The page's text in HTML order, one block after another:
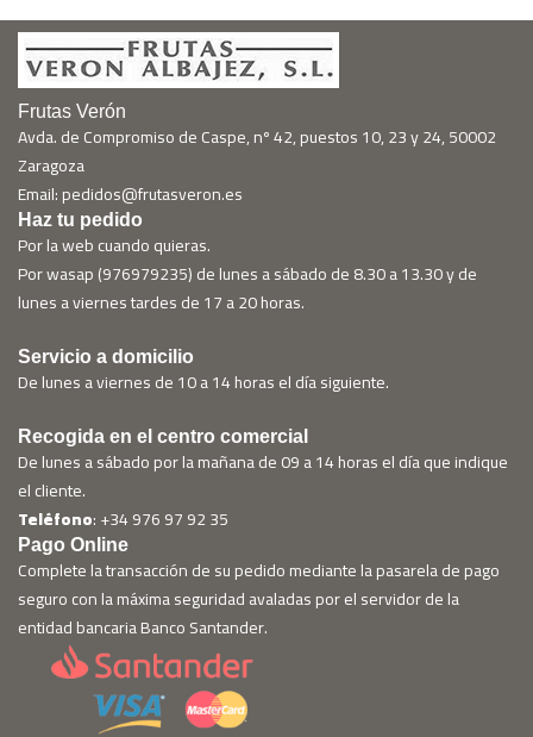
Frutas Verón
Avda. de Compromiso de Caspe, nº 42, puestos 10, 23 y 24, 50002
Zaragoza
Email: pedidos@frutasveron.es
Haz tu pedido
Por la web cuando quieras.
Por wasap (976979235) de lunes a sábado de 8.30 a 13.30 y de
lunes a viernes tardes de 17 a 20 horas.
Servicio a domicilio
De lunes a viernes de 10 a 14 horas el día siguiente.
Recogida en el centro comercial
De lunes a sábado por la mañana de 09 a 14 horas el día que indique
el cliente.
Teléfono: +34 976 97 92 35
Pago Online
Complete la transacción de su pedido mediante la pasarela de pago
seguro con la máxima seguridad avaladas por el servidor de la
entidad bancaria Banco Santander.